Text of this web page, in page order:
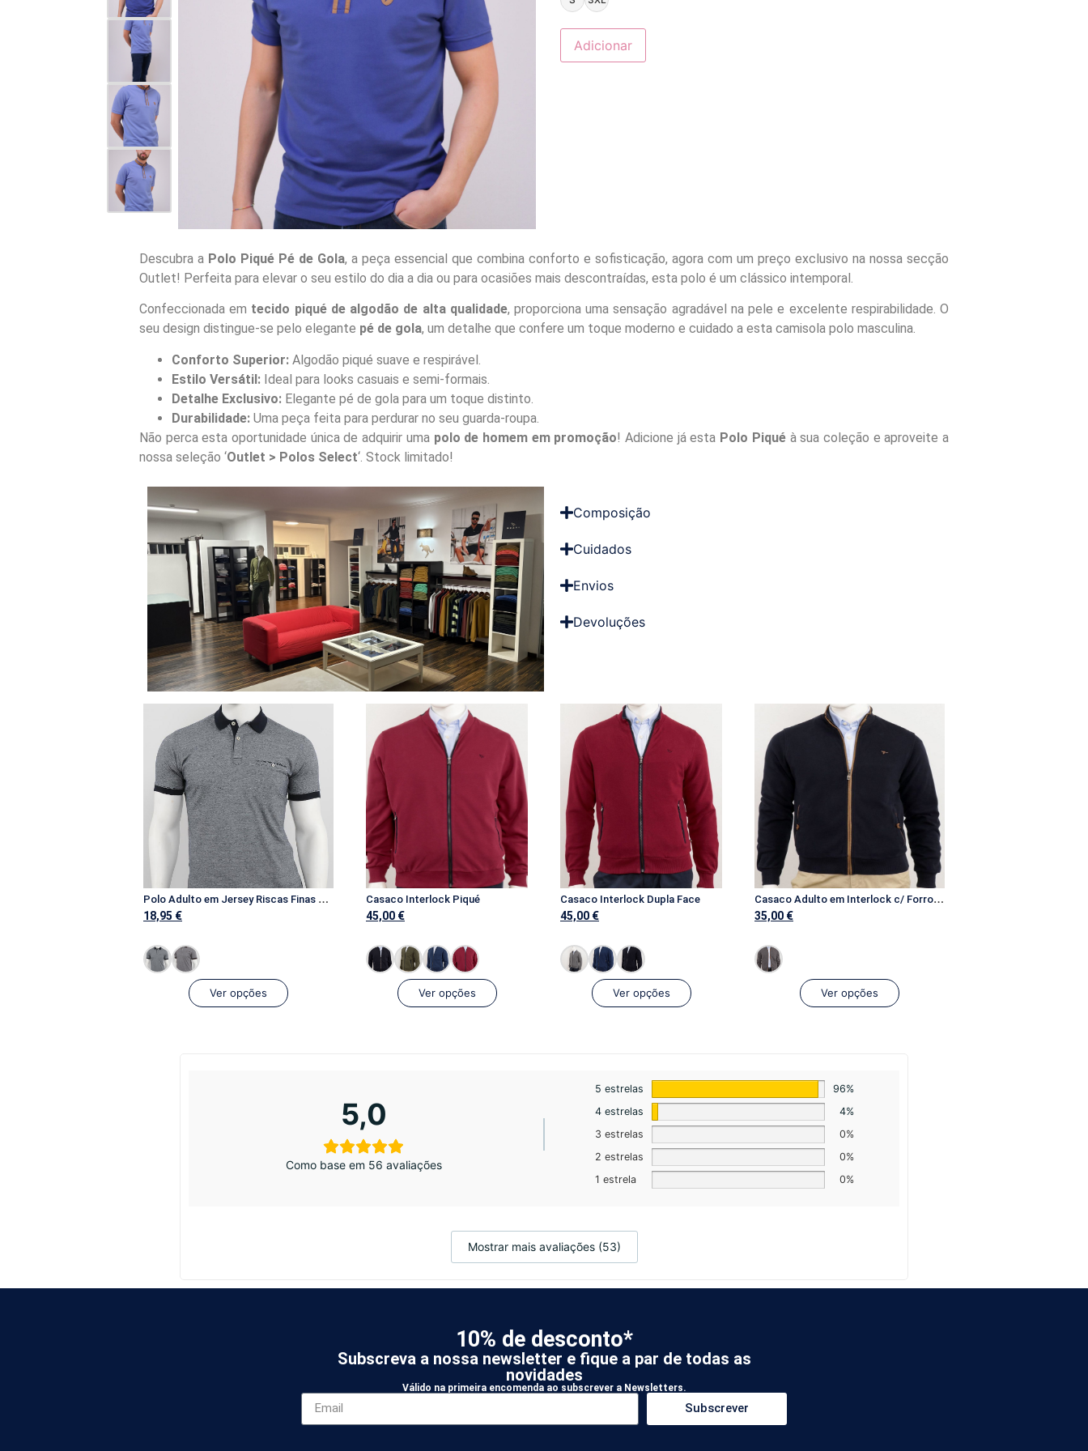
Adicionar
Descubra a Polo Piqué Pé de Gola, a peça essencial que combina conforto e sofisticação, agora com um preço exclusivo na nossa secção
Outlet! Perfeita para elevar o seu estilo do dia a dia ou para ocasiões mais descontraídas, esta polo é um clássico intemporal.
Confeccionada em tecido piqué de algodão de alta qualidade, proporciona uma sensação agradável na pele e excelente respirabilidade. O
seu design distingue-se pelo elegante pé de gola, um detalhe que confere um toque moderno e cuidado a esta camisola polo masculina.
Conforto Superior: Algodão piqué suave e respirável.
Estilo Versátil: Ideal para looks casuais e semi-formais.
Detalhe Exclusivo: Elegante pé de gola para um toque distinto.
Durabilidade: Uma peça feita para perdurar no seu guarda-roupa.
Não perca esta oportunidade única de adquirir uma polo de homem em promoção! Adicione já esta Polo Piquéà sua coleção e aproveite a
nossa seleção ‘Outlet > Polos Select‘. Stock limitado!
Composição
Cuidados
Envios
Devoluções
P
olo Adulto em Jersey Riscas Finas c/ Bolso
18,95 €
Ver opções
Casaco Interlock Piqué
45,00 €
Ver opções
Casaco Interlock Dupla Face
45,00 €
Ver opções
C
asaco Adulto em Interlock c/ Forro em Oxford e Aplicações de Tecido
35,00 €
Ver opções
5,0
Como base em 56 avaliações
5 estrelas
96%
4 estrelas
4%
3 estrelas
0%
2 estrelas
0%
1 estrela
0%
Mostrar mais avaliações (53)
10% de desconto*
Subscreva a nossa newsletter e fique a par de todas as
novidades
Válido na primeira encomenda ao subscrever a Newsletters.
Subscrever